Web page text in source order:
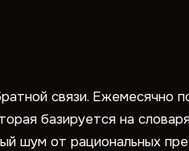
связи. Ежемесячно
базируется на
шум от рациональных